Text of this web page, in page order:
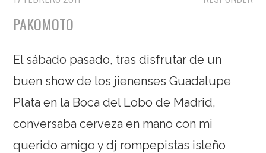
PAKOMOTO
El sábado pasado, tras disfrutar de un
buen show de los jienenses Guadalupe
Plata en la Boca del Lobo de Madrid,
conversaba cerveza en mano con mi
querido amigo y dj rompepistas isleño